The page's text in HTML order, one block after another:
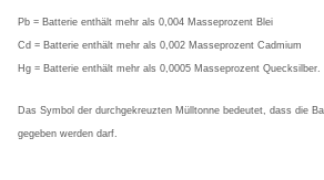
Pb = Batterie enthält mehr als 0,004 Masseprozent Blei
Cd = Batterie enthält mehr als 0,002 Masseprozent Cadmium
Hg = Batterie enthält mehr als 0,0005 Masseprozent Quecksilber.
Das Symbol der durchgekreuzten Mülltonne bedeutet, dass die
gegeben werden darf.